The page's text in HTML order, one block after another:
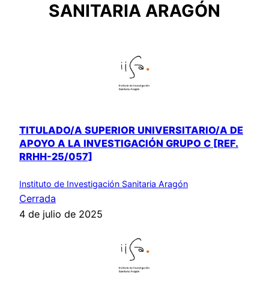
SANITARIA ARAGÓN
TITULADO/A SUPERIOR UNIVERSITARIO/A DE
APOYO A LA INVESTIGACIÓN GRUPO C [REF.
RRHH-25/057]
Instituto de Investigación Sanitaria Aragón
Cerrada
4 de julio de 2025